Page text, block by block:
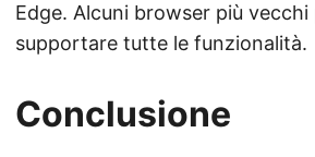
Edge. Alcuni browser più
supportare tutte le funzionalità.
Conclusione